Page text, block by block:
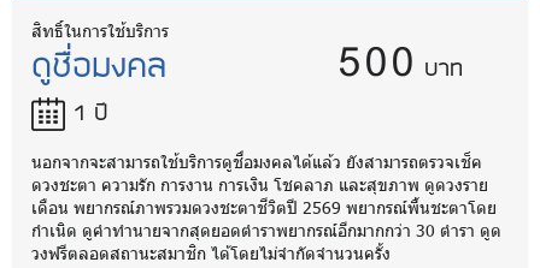
สิทธิ์ในการใช้บริการ
ดูชื่อมงคล
1 ปี
500 บาท
นอกจากจะสามารถใช้บริการดูชื่อมงคลได้แล้ว ยังสามารถตรวจเช็ค
ดวงชะตา ความรัก การงาน การเงิน โชคลาภ และสุขภาพ ดูดวงราย
เดือน พยากรณ์ภาพรวมดวงชะตาชีวิตปี 2569 พยากรณ์พื้นชะตาโดย
กำเนิด ดูคำทำนายจากสุดยอดตำราพยากรณ์อีกมากกว่า 30 ตำรา ดูด
วงฟรีตลอดสถานะสมาชิก ได้โดยไม่จำกัดจำนวนครั้ง